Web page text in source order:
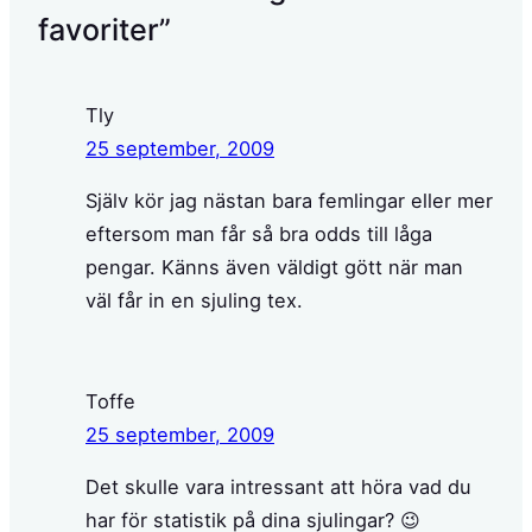
favoriter”
Tly
25 september, 2009
Själv kör jag nästan bara femlingar eller mer
eftersom man får så bra odds till låga
pengar. Känns även väldigt gött när man
väl får in en sjuling tex.
Toffe
25 september, 2009
Det skulle vara intressant att höra vad du
har för statistik på dina sjulingar? 😉